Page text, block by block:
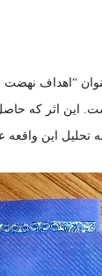
عنوان “اهداف
این اثر که
این واقعه